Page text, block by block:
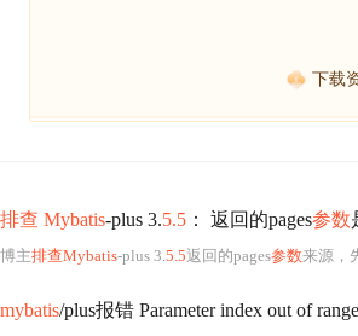
下载
排查 Mybatis-plus 3.5.5 ： 返回的pages参数
博主排查Mybatis-plus 3.5.5返回的pages参数来源，先
mybatis/plus报错 Parameter index out of